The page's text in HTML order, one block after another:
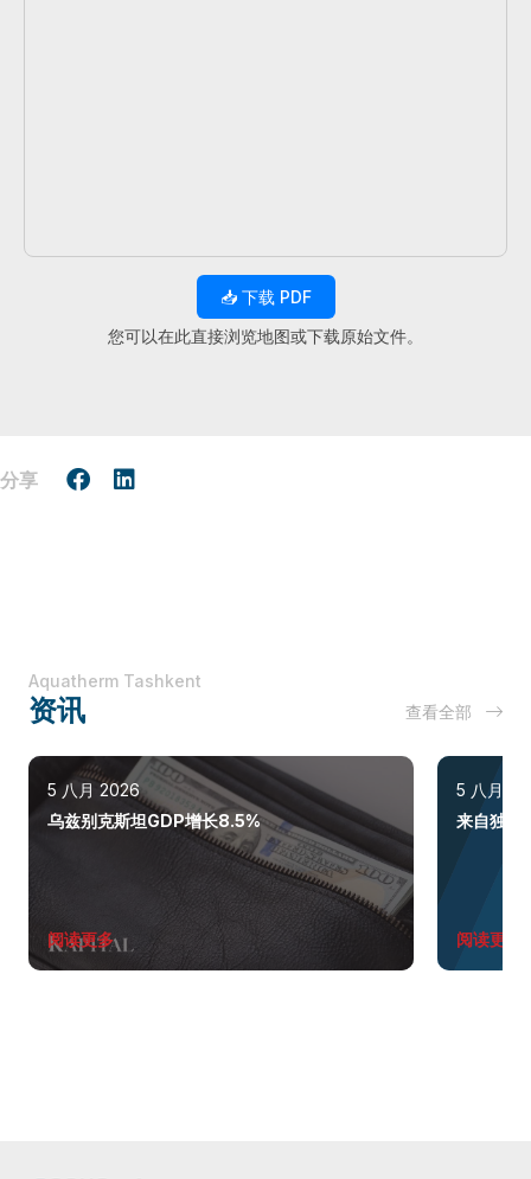
📥 下载 PDF
您可以在此直接浏览地图或下载原始文件。
分享
Aquatherm Tashkent
资讯 查看全部
5 八月 2026
乌兹别克斯坦GDP增长8.5%
阅读更多
5 八月
来自独联
阅读更多